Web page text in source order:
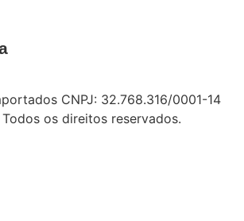
CNPJ: 32.768.316/0001-14
os direitos reservados.